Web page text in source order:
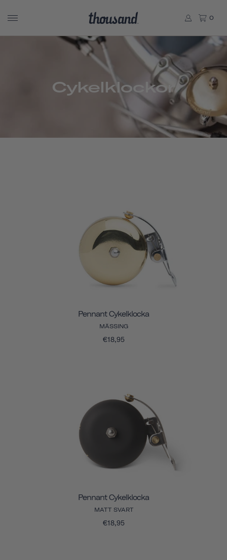
0
Cykelklockor
Pennant Cykelklocka
MÄSSING
€18,95
Pennant Cykelklocka
MATT SVART
€18,95